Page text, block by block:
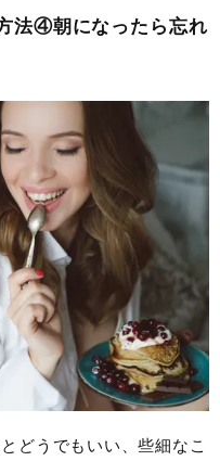
法④朝になったら忘れ
どうでもいい、些細なこ